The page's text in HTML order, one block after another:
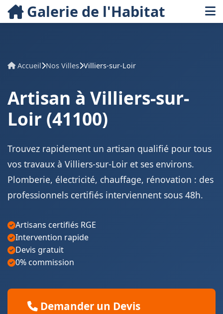
Galerie de l'Habitat
Accueil Nos Villes Villiers-sur-Loir
Artisan à Villiers-sur-
Loir (41100)
Trouvez rapidement un artisan qualifié pour tous
vos travaux à Villiers-sur-Loir et ses environs.
Plomberie, électricité, chauffage, rénovation : des
professionnels certifiés interviennent sous 48h.
Artisans certifiés RGE
Intervention rapide
Devis gratuit
0% commission
Demander un Devis